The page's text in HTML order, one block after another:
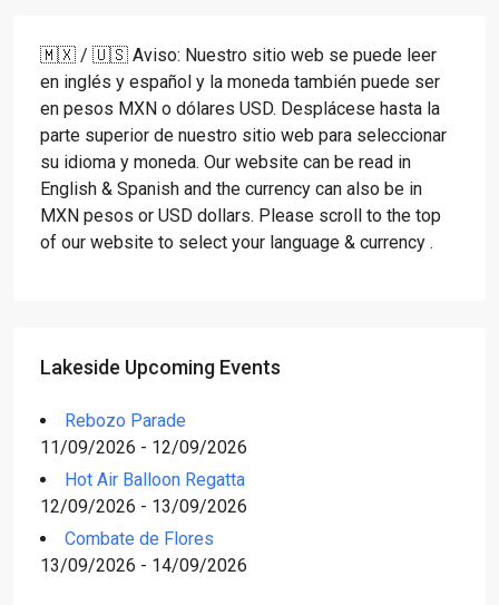
🇲🇽 / 🇺🇸 Aviso: Nuestro sitio web se puede leer
en inglés y español y la moneda también puede ser
en pesos MXN o dólares USD. Desplácese hasta la
parte superior de nuestro sitio web para seleccionar
su idioma y moneda. Our website can be read in
English & Spanish and the currency can also be in
MXN pesos or USD dollars. Please scroll to the top
of our website to select your language & currency .
Lakeside Upcoming Events
Rebozo Parade
11/09/2026 - 12/09/2026
Hot Air Balloon Regatta
12/09/2026 - 13/09/2026
Combate de Flores
13/09/2026 - 14/09/2026